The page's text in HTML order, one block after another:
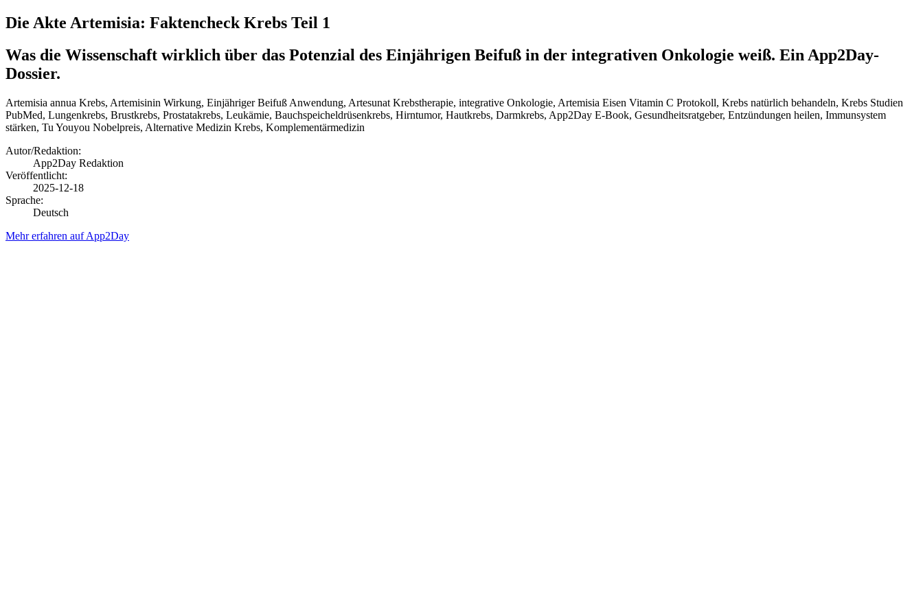
Die Akte Artemisia: Faktencheck Krebs Teil 1
Was die Wissenschaft wirklich über das Potenzial des Einjährigen Beifuß in der integrativen Onkologie weiß. Ein App2Day-
Dossier.
Artemisia annua Krebs, Artemisinin Wirkung, Einjähriger Beifuß Anwendung, Artesunat Krebstherapie, integrative Onkologie, Artemisia Eisen Vitamin C Protokoll, Krebs natürlich behandeln, Krebs Studien
PubMed, Lungenkrebs, Brustkrebs, Prostatakrebs, Leukämie, Bauchspeicheldrüsenkrebs, Hirntumor, Hautkrebs, Darmkrebs, App2Day E-Book, Gesundheitsratgeber, Entzündungen heilen, Immunsystem
stärken, Tu Youyou Nobelpreis, Alternative Medizin Krebs, Komplementärmedizin
Autor/Redaktion:
App2Day Redaktion
Veröffentlicht:
2025-12-18
Sprache:
Deutsch
Mehr erfahren auf App2Day